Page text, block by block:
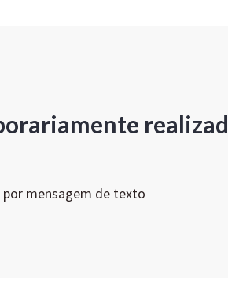
mensagem de texto